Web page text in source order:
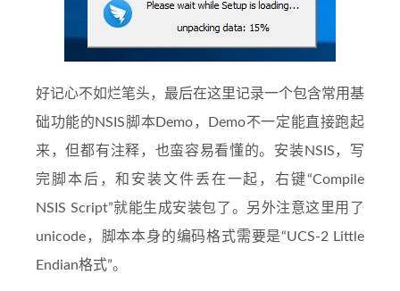
好记心不如烂笔头，最后在这里记录一个包含常用基
础功能的NSIS脚本Demo，Demo不一定能直接跑起
来，但都有注释，也蛮容易看懂的。安装NSIS，写
完脚本后，和安装文件丢在一起，右键“Compile
NSIS Script”就能生成安装包了。另外注意这里用了
unicode，脚本本身的编码格式需要是“UCS-2 Little
Endian格式”。